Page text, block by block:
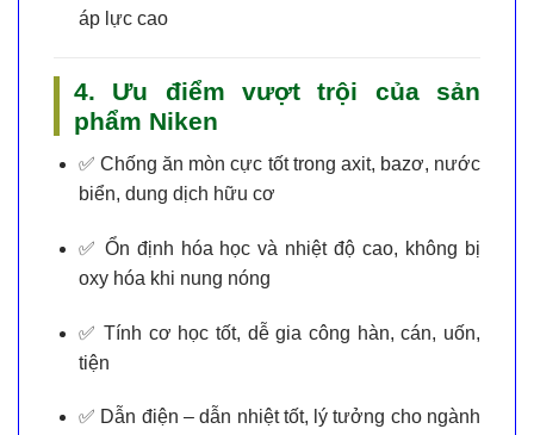
áp lực cao
4. Ưu điểm vượt trội của sản
phẩm Niken
✅Chống ăn mòn cực tốttrong axit, bazơ, nước
biển, dung dịch hữu cơ
✅ Ổn định hóa học và nhiệt độ cao, không bị
oxy hóa khi nung nóng
✅Tính cơ học tốt, dễ gia công hàn, cán, uốn,
tiện
✅ Dẫn điện – dẫn nhiệt tốt, lý tưởng cho ngành